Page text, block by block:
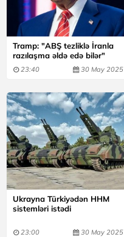
Tramp: "ABŞ tezliklə İranla
razılaşma əldə edə bilər"
23:40 30 May 2025
Ukrayna Türkiyədən HHM
sistemləri istədi
23:00 30 May 2025